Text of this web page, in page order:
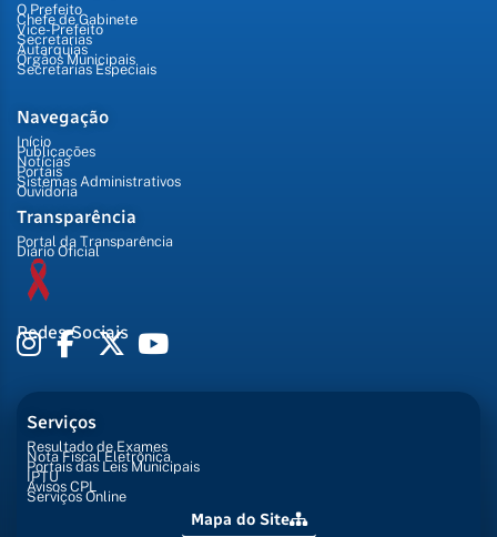
O Prefeito
Chefe de Gabinete
Vice-Prefeito
Secretarias
Autarquias
Órgãos Municipais
Secretarias Especiais
Navegação
Início
Publicações
Notícias
Portais
Sistemas Administrativos
Ouvidoria
Transparência
Portal da Transparência
Diário Oficial
Redes Sociais
Serviços
Resultado de Exames
Nota Fiscal Eletrônica
Portais das Leis Municipais
IPTU
Avisos CPL
Serviços Online
Mapa do Site